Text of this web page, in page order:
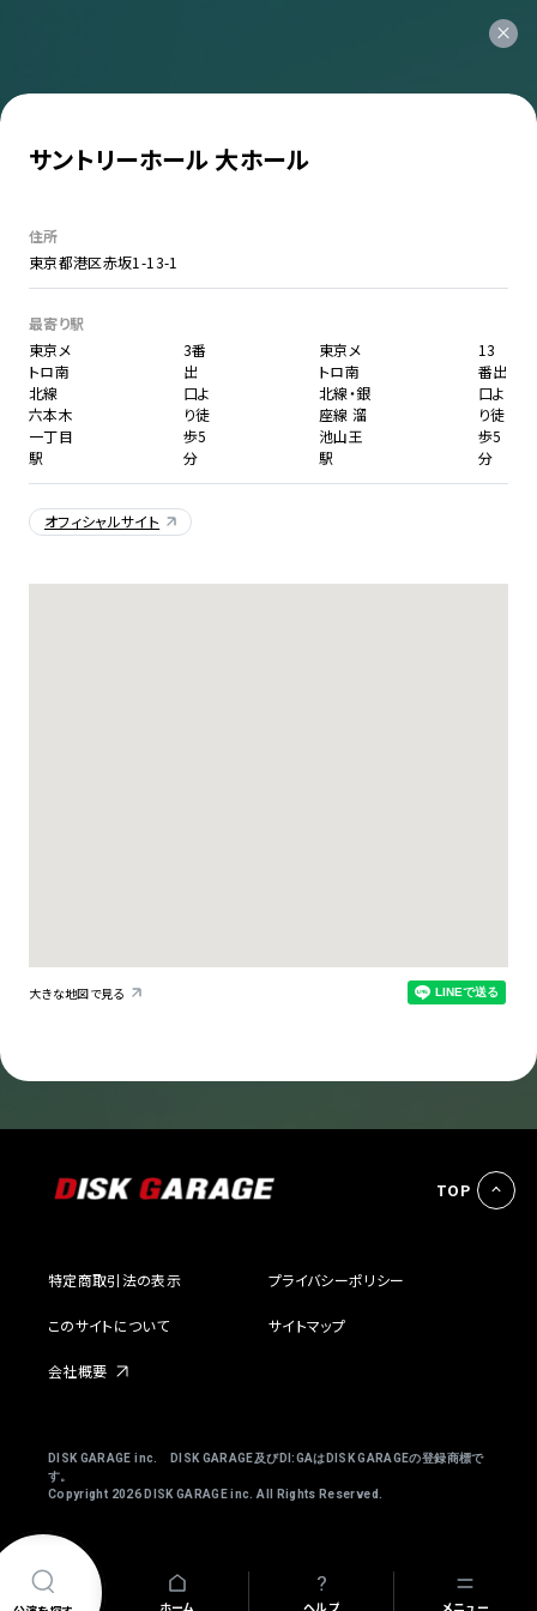
ホーム ヘルプ メニュー
サントリーホール 大ホール
住所
東京都港区赤坂1-13-1
最寄り駅
東京メ
トロ南
北線
六本木
一丁目
駅
3番
出
口よ
り徒
歩5
分
東京メ
トロ南
北線・銀
座線 溜
池山王
駅
13
番出
口よ
り徒
歩5
分
オフィシャルサイト
大きな地図で見る
TOP
特定商取引法の表示 プライバシーポリシー
このサイトについて サイトマップ
会社概要
DISK GARAGE inc. DISK GARAGE及びDI:GAはDISK GARAGEの登録商標で
す。
Copyright 2026 DISK GARAGE inc. All Rights Reserved.